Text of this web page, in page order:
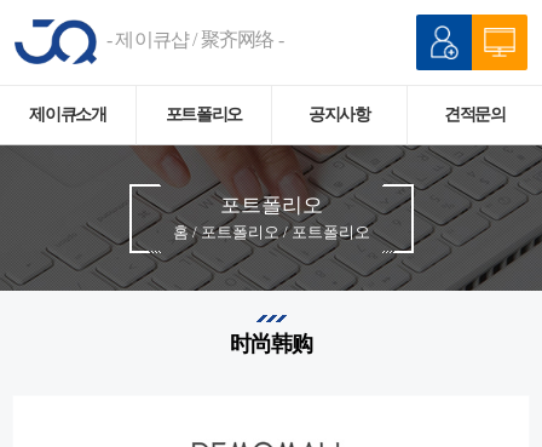
- 제이큐샵 / 聚齐网络 -
제이큐소개 포트폴리오 공지사항 견적문의
포트폴리오
홈 / 포트폴리오 / 포트폴리오
时尚韩购